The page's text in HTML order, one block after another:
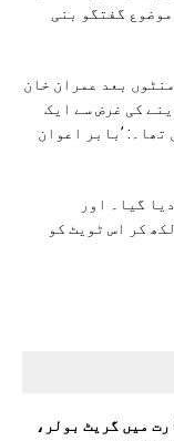
گفتگو بنی
بعد عمران خان
کی غرض سے ایک
’بابر اعوان
گیا۔ اور
کر اس ٹویٹ کو
میں گریٹ بولر،